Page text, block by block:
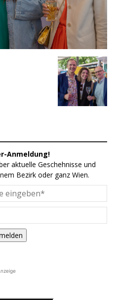
Anmeldung!
aktuelle Geschehnisse und
Bezirk oder ganz Wien.